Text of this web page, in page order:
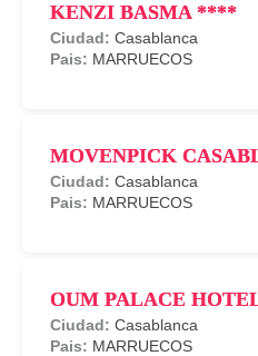
KENZI BASMA ****
Casablanca
MARRUECOS
MOVENPICK
Casablanca
MARRUECOS
OUM PALACE
Casablanca
MARRUECOS